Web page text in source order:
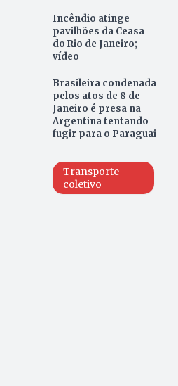
Incêndio atinge
pavilhões da Ceasa
do Rio de Janeiro;
vídeo
Brasileira condenada
pelos atos de 8 de
Janeiro é presa na
Argentina tentando
fugir para o Paraguai
Transporte
coletivo